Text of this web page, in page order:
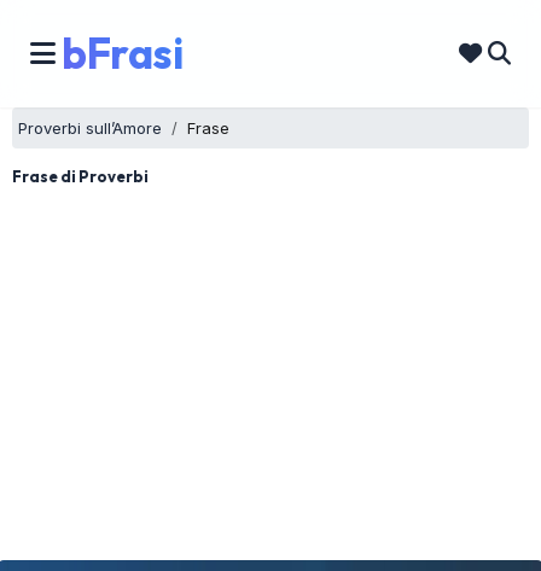
bFrasi
Proverbi sull’Amore Frase
Frase di Proverbi